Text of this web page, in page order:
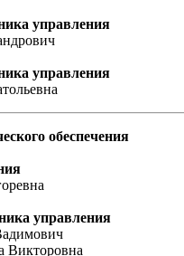
управления
управления
обеспечения
управления
Викторовна